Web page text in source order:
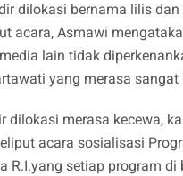
dilokasi bernama lilis
acara, Asmawi
lain tidak
yang merasa sangat
dilokasi merasa kecewa,
acara sosialisasi
R.I.yang setiap program